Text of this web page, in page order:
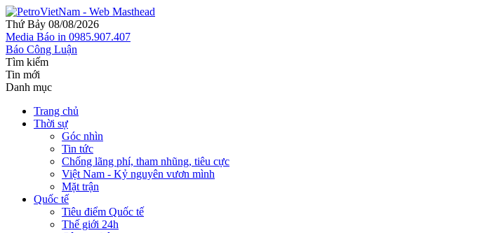
Thứ Bảy 08/08/2026
Media Báo in 0985.907.407
Báo Công Luận
Tìm kiếm
Tin mới
Danh mục
Trang chủ
Thời sự
Góc nhìn
Tin tức
Chống lãng phí, tham nhũng, tiêu cực
Việt Nam - Kỷ nguyên vươn mình
Mặt trận
Quốc tế
Tiêu điểm Quốc tế
Thế giới 24h